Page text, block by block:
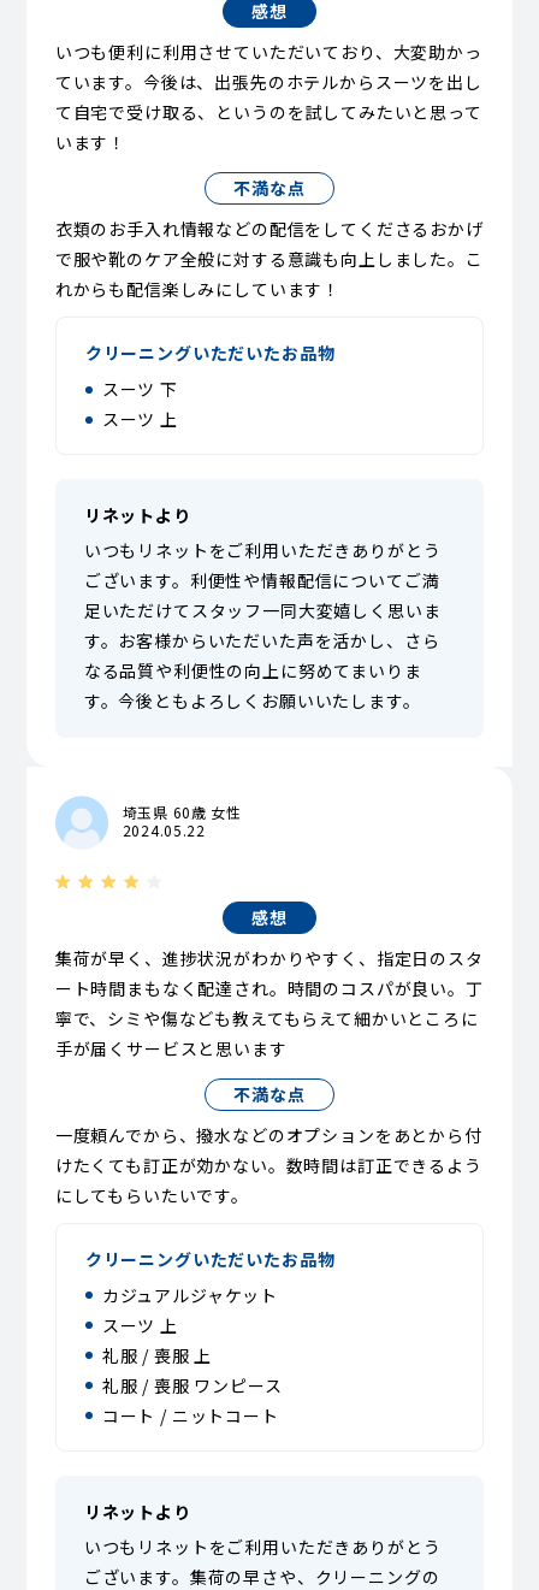
感想
いつも便利に利用させていただいており、大変助かっ
ています。今後は、出張先のホテルからスーツを出し
て自宅で受け取る、というのを試してみたいと思って
います！
不満な点
衣類のお手入れ情報などの配信をしてくださるおかげ
で服や靴のケア全般に対する意識も向上しました。こ
れからも配信楽しみにしています！
クリーニングいただいたお品物
スーツ 下
スーツ 上
リネットより
いつもリネットをご利用いただきありがとう
ございます。利便性や情報配信についてご満
足いただけてスタッフ一同大変嬉しく思いま
す。お客様からいただいた声を活かし、さら
なる品質や利便性の向上に努めてまいりま
す。今後ともよろしくお願いいたします。
埼玉県 60歳 女性
2024.05.22
感想
集荷が早く、進捗状況がわかりやすく、指定日のスタ
ート時間まもなく配達され。時間のコスパが良い。丁
寧で、シミや傷なども教えてもらえて細かいところに
手が届くサービスと思います
不満な点
一度頼んでから、撥水などのオプションをあとから付
けたくても訂正が効かない。数時間は訂正できるよう
にしてもらいたいです。
クリーニングいただいたお品物
カジュアルジャケット
スーツ 上
礼服 / 喪服 上
礼服 / 喪服 ワンピース
コート / ニットコート
リネットより
いつもリネットをご利用いただきありがとう
ございます。集荷の早さや、クリーニングの